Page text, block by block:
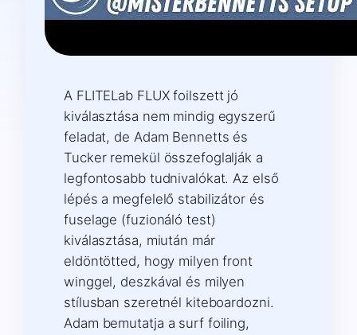
A FLITELab FLUX foilszett jó
kiválasztása nem mindig egyszerű
feladat, de Adam Bennetts és
Tucker remekül összefoglalják a
legfontosabb tudnivalókat. Az első
lépés a megfelelő stabilizátor és
fuselage (fuzionáló test)
kiválasztása, miután már
eldöntötted, hogy milyen front
winggel, deszkával és milyen
stílusban szeretnél kiteboardozni.
Adam bemutatja a surf foiling,